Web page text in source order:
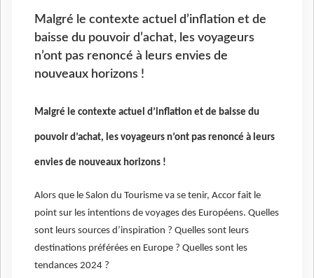
Malgré le contexte actuel d’inflation et de
baisse du pouvoir d’achat, les voyageurs
n’ont pas renoncé à leurs envies de
nouveaux horizons !
Malgré le contexte actuel d’inflation et de baisse du
pouvoir d’achat, les voyageurs n’ont pas renoncé à leurs
envies de nouveaux horizons !
Alors que le Salon du Tourisme va se tenir, Accor fait le
point sur les intentions de voyages des Européens. Quelles
sont leurs sources d’inspiration ? Quelles sont leurs
destinations préférées en Europe ? Quelles sont les
tendances 2024 ?